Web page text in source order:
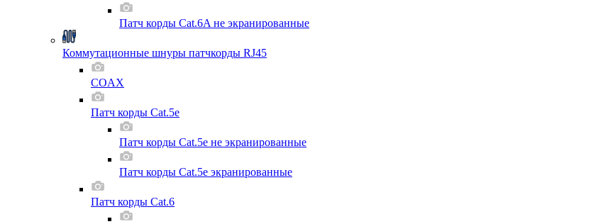
Патч корды Cat.6A не экранированные
Коммутационные шнуры патчкорды RJ45
COAX
Патч корды Cat.5e
Патч корды Cat.5e не экранированные
Патч корды Cat.5e экранированные
Патч корды Cat.6